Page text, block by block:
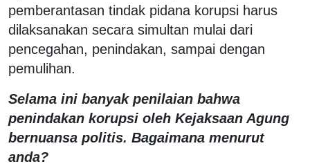
pemberantasan tindak pidana korupsi harus
dilaksanakan secara simultan mulai dari
pencegahan, penindakan, sampai dengan
pemulihan.
Selama ini banyak penilaian bahwa
penindakan korupsi oleh Kejaksaan Agung
bernuansa politis. Bagaimana menurut
anda?